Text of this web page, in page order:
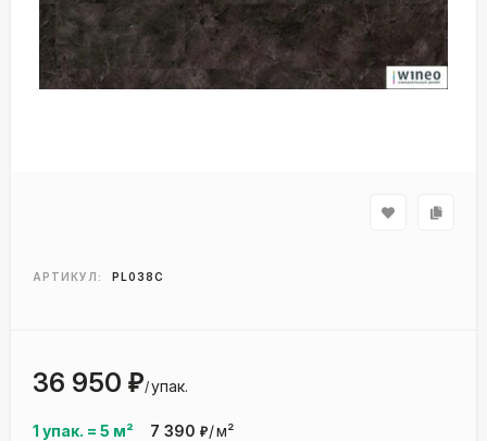
АРТИКУЛ: PL038C
1 упак. = 5 м² 7 390 ₽/м²
36 950 ₽/упак.